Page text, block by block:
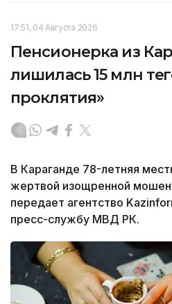
17:51, 04 Августа 2026
Пенсионерка из
лишилась 15 млн
проклятия»
В Караганде 78-летняя
жертвой изощренной
передает агентство
пресс-службу МВД РК.